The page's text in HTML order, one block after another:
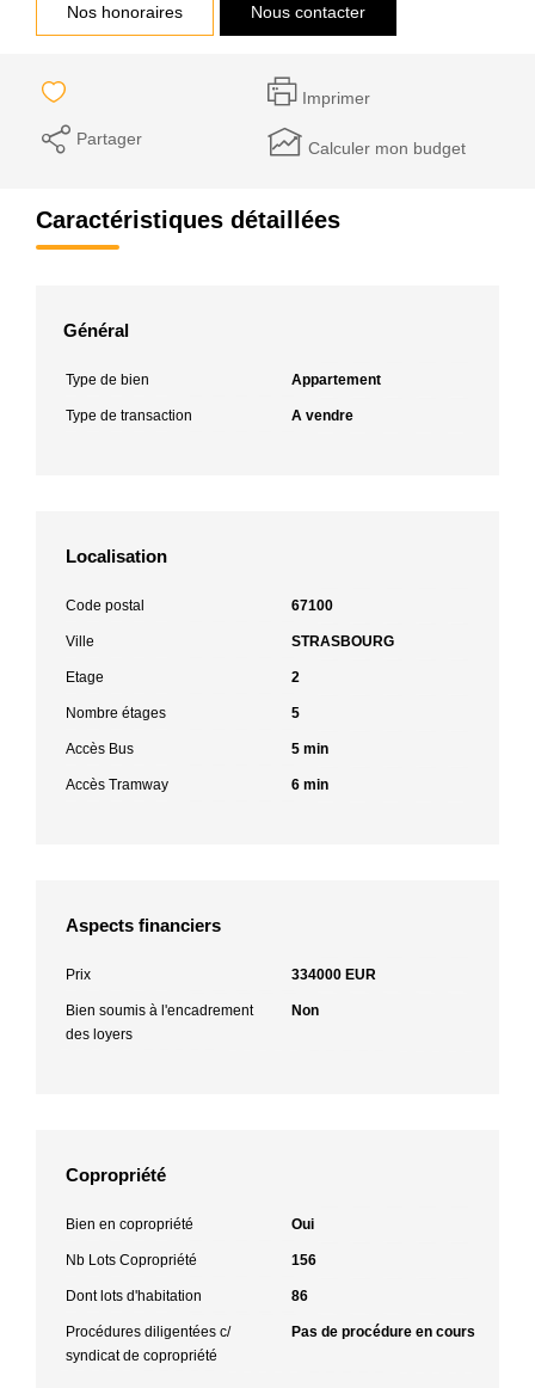
Nos honoraires Nous contacter
Imprimer
Partager Calculer mon budget
Caractéristiques détaillées
Général
Type de bien Appartement
Type de transaction A vendre
Localisation
Code postal 67100
Ville STRASBOURG
Etage 2
Nombre étages 5
Accès Bus 5 min
Accès Tramway 6 min
Aspects financiers
Prix 334000 EUR
Bien soumis à l'encadrement
des loyers
Non
Copropriété
Bien en copropriété Oui
Nb Lots Copropriété 156
Dont lots d'habitation 86
Procédures diligentées c/
syndicat de copropriété
Pas de procédure en cours